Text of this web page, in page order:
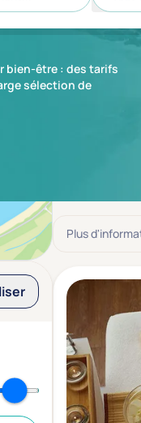
bien-être : des tarifs
sélection de
Plus